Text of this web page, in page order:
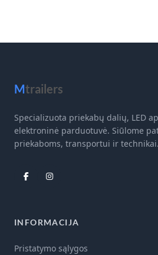
Mtrailers
Specializuota priekabų dalių, LED
elektroninė parduotuvė. Siūlome
priekaboms, transportui ir technikai.
INFORMACIJA
Pristatymo sąlygos